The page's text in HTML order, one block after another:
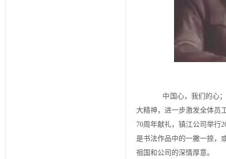
中国心，我们的心；
大精神，进一步激发全体员
70周年献礼，镇江公司举行
是书法作品中的一撇一捺，
祖国和公司的深情厚意。